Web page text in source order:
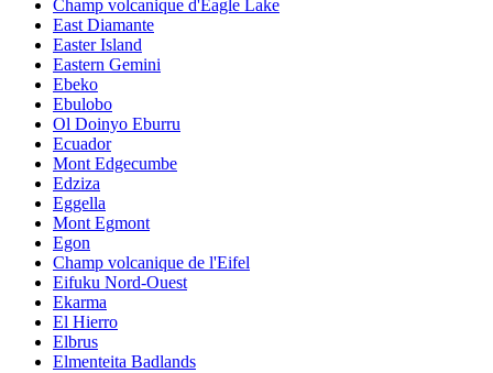
Champ volcanique d'Eagle Lake
East Diamante
Easter Island
Eastern Gemini
Ebeko
Ebulobo
Ol Doinyo Eburru
Ecuador
Mont Edgecumbe
Edziza
Eggella
Mont Egmont
Egon
Champ volcanique de l'Eifel
Eifuku Nord-Ouest
Ekarma
El Hierro
Elbrus
Elmenteita Badlands